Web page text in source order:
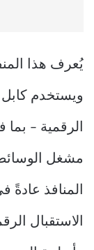
يُعرف هذا
مشغل
الاستقبال